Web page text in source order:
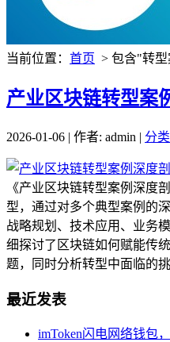
当前位置： 首页 > 包含"转
产业区块链转型案
2026-01-06 | 作者: admin | 分
《产业区块链转型案例深度
型，通过对多个典型案例的
战略规划、技术应用、业务
细探讨了区块链如何赋能传
题，同时分析转型中面临的
最近发表
imToken闪电网络钱包